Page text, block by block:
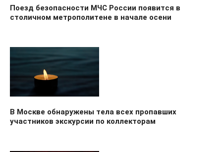
Поезд безопасности МЧС России появится в
столичном метрополитене в начале осени
В Москве обнаружены тела всех пропавших
участников экскурсии по коллекторам